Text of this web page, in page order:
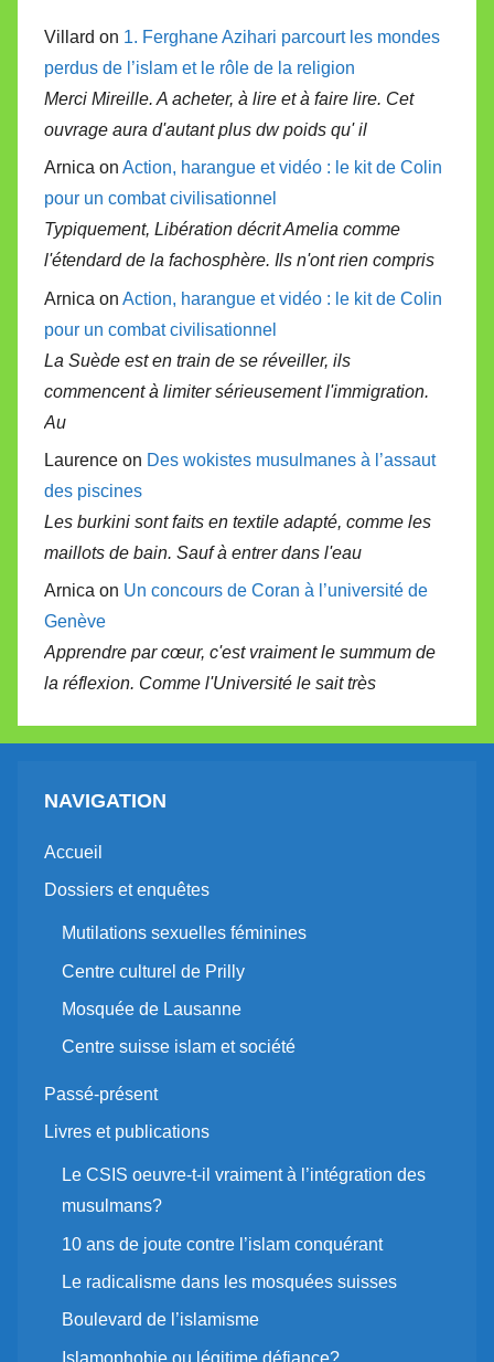
Villard on 1. Ferghane Azihari parcourt les mondes
perdus de l’islam et le rôle de la religion
Merci Mireille. A acheter, à lire et à faire lire. Cet
ouvrage aura d'autant plus dw poids qu' il
Arnica on Action, harangue et vidéo : le kit de Colin
pour un combat civilisationnel
Typiquement, Libération décrit Amelia comme
l'étendard de la fachosphère. Ils n'ont rien compris
Arnica on Action, harangue et vidéo : le kit de Colin
pour un combat civilisationnel
La Suède est en train de se réveiller, ils
commencent à limiter sérieusement l'immigration.
Au
Laurence on Des wokistes musulmanes à l’assaut
des piscines
Les burkini sont faits en textile adapté, comme les
maillots de bain. Sauf à entrer dans l'eau
Arnica on Un concours de Coran à l’université de
Genève
Apprendre par cœur, c'est vraiment le summum de
la réflexion. Comme l'Université le sait très
NAVIGATION
Accueil
Dossiers et enquêtes
Mutilations sexuelles féminines
Centre culturel de Prilly
Mosquée de Lausanne
Centre suisse islam et société
Passé-présent
Livres et publications
Le CSIS oeuvre-t-il vraiment à l’intégration des
musulmans?
10 ans de joute contre l’islam conquérant
Le radicalisme dans les mosquées suisses
Boulevard de l’islamisme
Islamophobie ou légitime défiance?